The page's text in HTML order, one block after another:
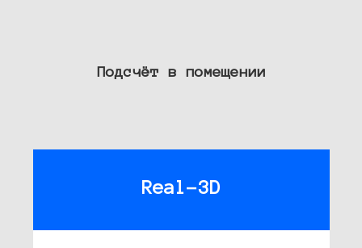
Подсчёт в помещении
Real-3D